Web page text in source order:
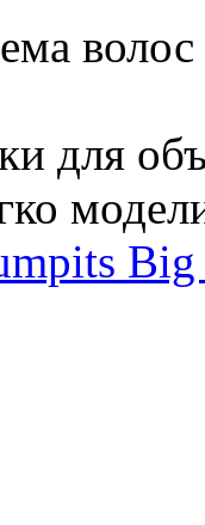
для
Big